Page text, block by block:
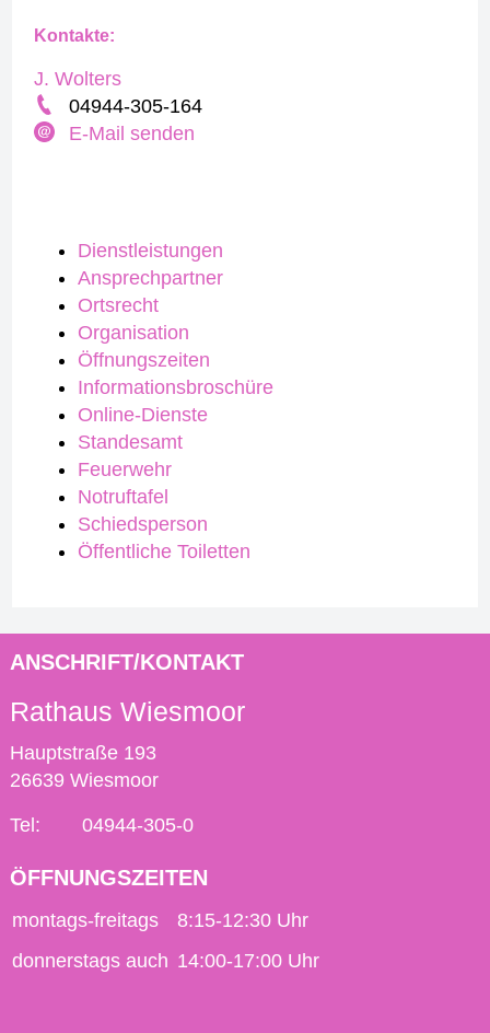
Dienstleistungen
Ansprechpartner
Ortsrecht
Organisation
Öffnungszeiten
Informationsbroschüre
Online-Dienste
Standesamt
Feuerwehr
Notruftafel
Schiedsperson
Öffentliche Toiletten
Kontakte:
J. Wolters
04944-305-164
E-Mail senden
ANSCHRIFT/KONTAKT
Rathaus Wiesmoor
Hauptstraße 193
26639 Wiesmoor
Tel: 04944-305-0
ÖFFNUNGSZEITEN
montags-freitags
8:15-12:30 Uhr
donnerstags auch 14:00-17:00 Uhr